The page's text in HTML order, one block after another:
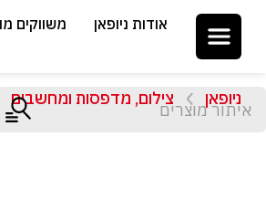
אודות ניופאן משווקים
ניופאן צילום, מדפסות ומחשבים